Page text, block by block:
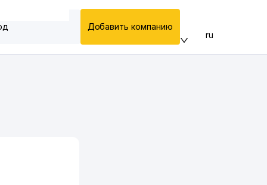
Добавить компанию
ru